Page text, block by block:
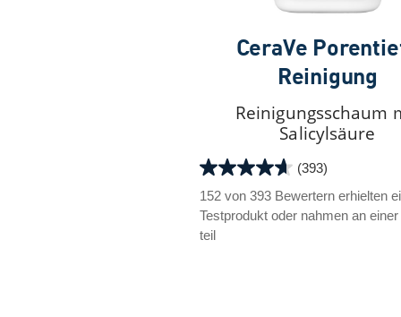
CeraVe
Reinigung
Reinigungsschaum
Salicylsäure
(393)
4.6
von
5
Sternen.
152 von 393 Bewertern erhielten
Testprodukt oder nahmen an
teil